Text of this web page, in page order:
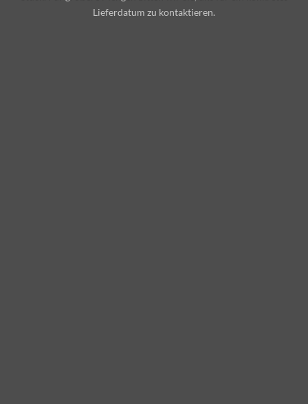
Lieferdatum zu kontaktieren.